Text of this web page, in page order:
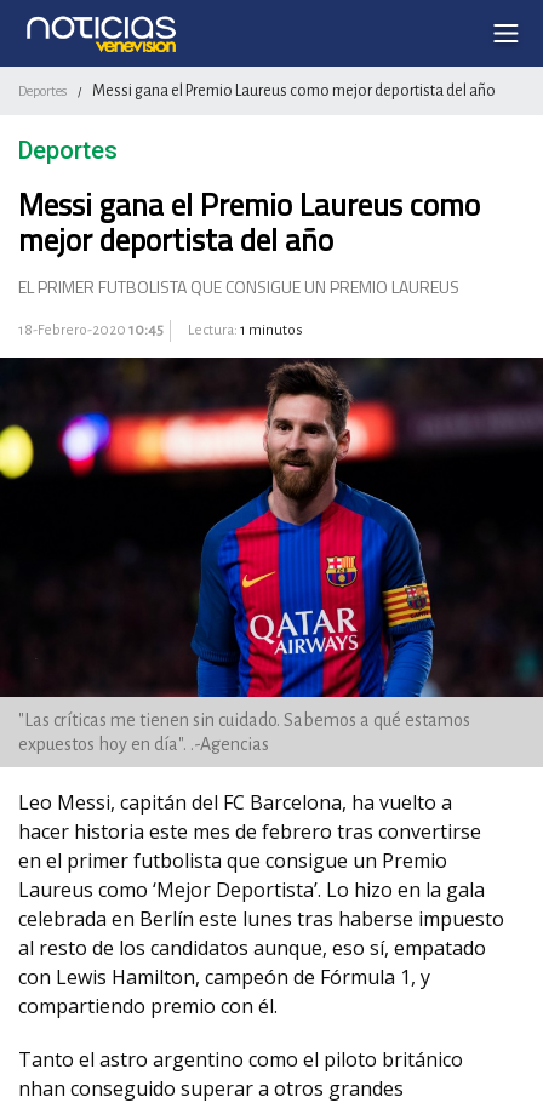
Deportes / Messi gana el Premio Laureus como mejor deportista del año
Deportes
Messi gana el Premio Laureus como
mejor deportista del año
EL PRIMER FUTBOLISTA QUE CONSIGUE UN PREMIO LAUREUS
18-Febrero-2020 10:45 Lectura: 1 minutos
"Las críticas me tienen sin cuidado. Sabemos a qué estamos
expuestos hoy en día". .-Agencias
Leo Messi, capitán del FC Barcelona, ha vuelto a
hacer historia este mes de febrero tras convertirse
en el primer futbolista que consigue un Premio
Laureus como ‘Mejor Deportista’. Lo hizo en la gala
celebrada en Berlín este lunes tras haberse impuesto
al resto de los candidatos aunque, eso sí, empatado
con Lewis Hamilton, campeón de Fórmula 1, y
compartiendo premio con él.
Tanto el astro argentino como el piloto británico
nhan conseguido superar a otros grandes